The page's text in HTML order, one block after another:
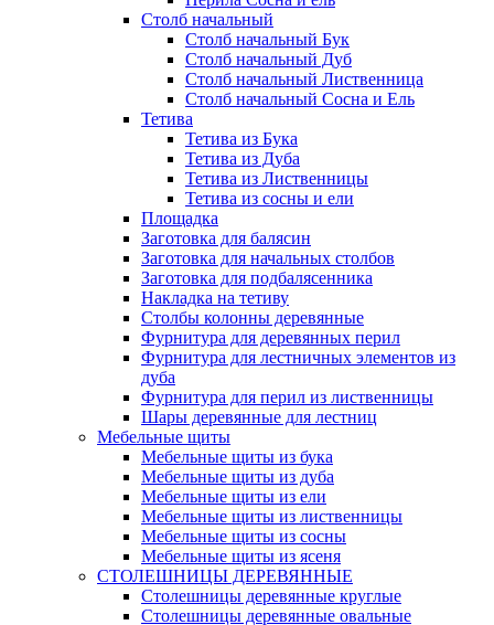
Столб начальный
Столб начальный Бук
Столб начальный Дуб
Столб начальный Лиственница
Столб начальный Сосна и Ель
Тетива
Тетива из Бука
Тетива из Дуба
Тетива из Лиственницы
Тетива из сосны и ели
Площадка
Заготовка для балясин
Заготовка для начальных столбов
Заготовка для подбалясенника
Накладка на тетиву
Столбы колонны деревянные
Фурнитура для деревянных перил
Фурнитура для лестничных элементов из
дуба
Фурнитура для перил из лиственницы
Шары деревянные для лестниц
Мебельные щиты
Мебельные щиты из бука
Мебельные щиты из дуба
Мебельные щиты из ели
Мебельные щиты из лиственницы
Мебельные щиты из сосны
Мебельные щиты из ясеня
СТОЛЕШНИЦЫ ДЕРЕВЯННЫЕ
Столешницы деревянные круглые
Столешницы деревянные овальные